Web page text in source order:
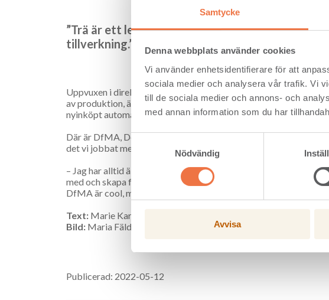
Samtycke
Denna webbplats använder cookies
Vi använder enhetsidentifierare för att
sociala medier och analysera vår trafik. Vi
till de sociala medier och annons- och
med annan information som du har
Samtyckesval
Nödvändig
Avvisa
”Trä är ett levande, taktilt material som kräver
tillverkning.”
Uppvuxen i direkt närhet till skog, med en framgångsrik
av produk­tion, är Helenas liv starkt präglat av relationen till trä.
nyinköpt automatiserad fabrik hoppas revolutionera
Där är DfMA, Design for Manufacturing and Assem­bly, något
det vi jobbat med i Sverige de senaste 20 åren, menar Helena.
– Jag har alltid älskat trä och det är häftigt att få jobba med
med och skapa framti­dens amerikanska boenden med hjälp av
DfMA är cool, men för mig är det här mammas gata – trots att jag
Text: Marie Karlsson
Bild: Maria Fäldt
Publicerad: 2022-05-12